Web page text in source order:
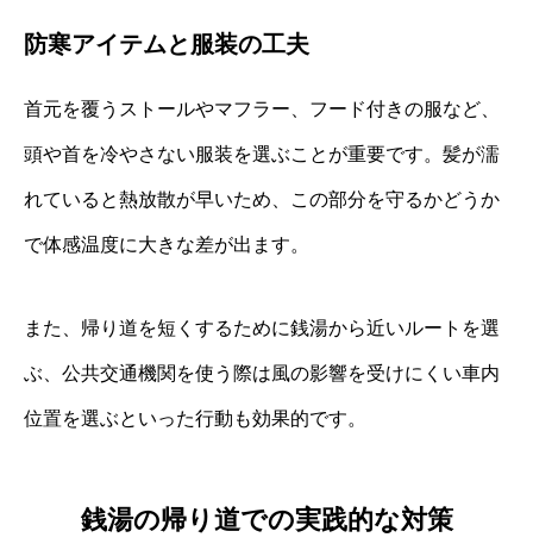
防寒アイテムと服装の工夫
首元を覆うストールやマフラー、フード付きの服など、
頭や首を冷やさない服装を選ぶことが重要です。髪が濡
れていると熱放散が早いため、この部分を守るかどうか
で体感温度に大きな差が出ます。
また、帰り道を短くするために銭湯から近いルートを選
ぶ、公共交通機関を使う際は風の影響を受けにくい車内
位置を選ぶといった行動も効果的です。
銭湯の帰り道での実践的な対策